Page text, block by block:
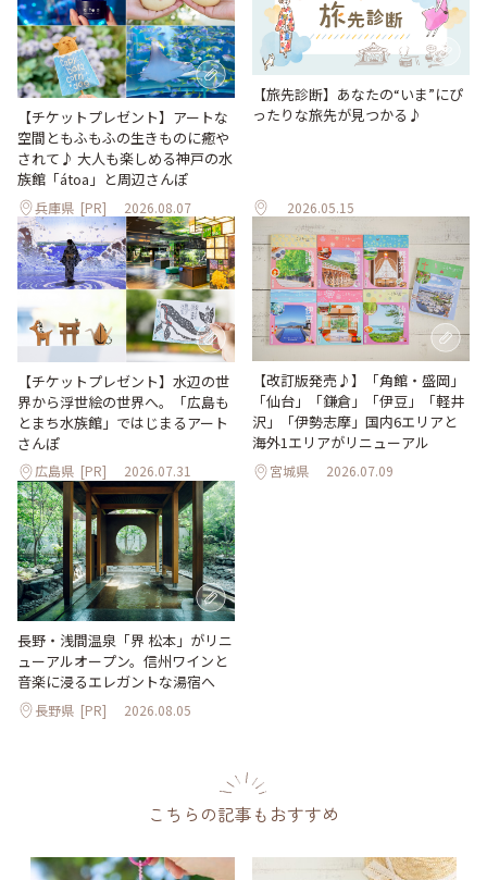
【チケットプレゼント】アートな
空間ともふもふの生きものに癒や
されて♪ 大人も楽しめる神戸の水
族館「átoa」と周辺さんぽ
兵庫県 [PR] 2026.08.07
【旅先診断】あなたの“いま”にぴ
ったりな旅先が見つかる♪
2026.05.15
【チケットプレゼント】水辺の世
界から浮世絵の世界へ。「広島も
とまち水族館」ではじまるアート
さんぽ
広島県 [PR] 2026.07.31
【改訂版発売♪】「角館・盛岡」
「仙台」「鎌倉」「伊豆」「軽井
沢」「伊勢志摩」国内6エリアと
海外1エリアがリニューアル
宮城県 2026.07.09
長野・浅間温泉「界 松本」がリニ
ューアルオープン。信州ワインと
音楽に浸るエレガントな湯宿へ
長野県 [PR] 2026.08.05
こちらの記事もおすすめ